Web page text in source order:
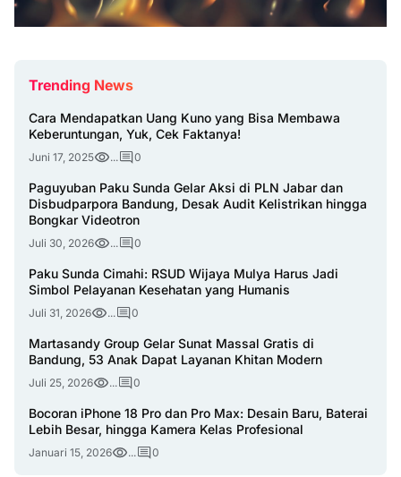
Trending News
Cara Mendapatkan Uang Kuno yang Bisa Membawa
Keberuntungan, Yuk, Cek Faktanya!
Juni 17, 2025 ... 0
Paguyuban Paku Sunda Gelar Aksi di PLN Jabar dan
Disbudparpora Bandung, Desak Audit Kelistrikan hingga
Bongkar Videotron
Juli 30, 2026 ... 0
Paku Sunda Cimahi: RSUD Wijaya Mulya Harus Jadi
Simbol Pelayanan Kesehatan yang Humanis
Juli 31, 2026 ... 0
Martasandy Group Gelar Sunat Massal Gratis di
Bandung, 53 Anak Dapat Layanan Khitan Modern
Juli 25, 2026 ... 0
Bocoran iPhone 18 Pro dan Pro Max: Desain Baru, Baterai
Lebih Besar, hingga Kamera Kelas Profesional
Januari 15, 2026 ... 0